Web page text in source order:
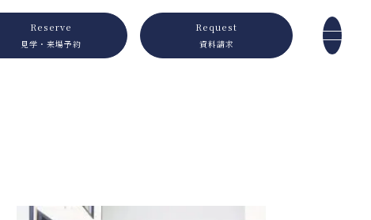
Reserve
見学・来場予約
Request
資料請求